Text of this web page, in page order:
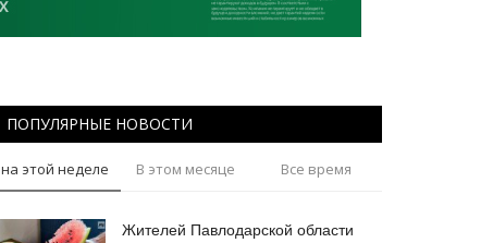
ПОПУЛЯРНЫЕ НОВОСТИ
на этой неделе В этом месяце Все время
Жителей Павлодарской области